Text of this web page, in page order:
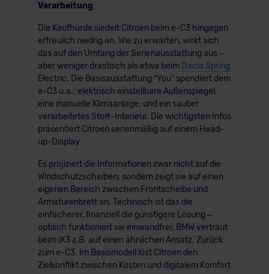
Verarbeitung
Die Kaufhürde siedelt Citroen beim e-C3 hingegen
erfreulich niedrig an. Wie zu erwarten, wirkt sich
das auf den Umfang der Serienausstattung aus –
aber weniger drastisch als etwa beim Dacia Spring
Electric. Die Basisausstattung ʺYou" spendiert dem
e-C3 u.a.: elektrisch einstellbare Außenspiegel,
eine manuelle Klimaanlage; und ein sauber
verarbeitetes Stoff-Interieur. Die wichtigsten Infos
präsentiert Citroen serienmäßig auf einem Head-
up-Display.
Es projiziert die Informationen zwar nicht auf die
Windschutzscheiben; sondern zeigt sie auf einen
eigenen Bereich zwischen Frontscheibe und
Armaturenbrett an. Technisch ist das die
einfacherer, finanziell die günstigere Lösung –
optisch funktioniert sie einwandfrei; BMW vertraut
beim iX3 z.B. auf einen ähnlichen Ansatz. Zurück
zum e-C3. Im Basismodell löst Citroen den
Zielkonflikt zwischen Kosten und digitalem Komfort